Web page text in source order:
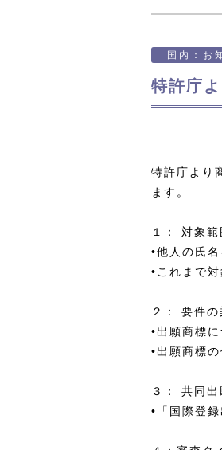
国内：お
特許庁
特許庁より
ます。
１： 対象
•他人の氏
•これまで
２： 要件の
•出願商標
•出願商標
３： 共同
•「国際登